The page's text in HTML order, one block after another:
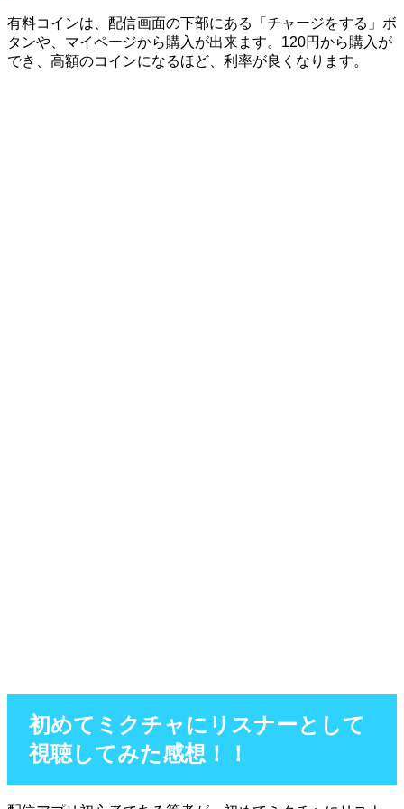
有料コインは、配信画面の下部にある「チャージをする」ボ
タンや、マイページから購入が出来ます。120円から購入が
でき、高額のコインになるほど、利率が良くなります。
初めてミクチャにリスナーとして
視聴してみた感想！！